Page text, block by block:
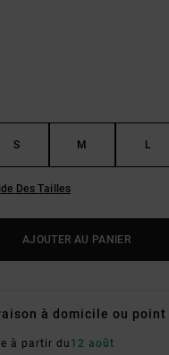
S M L
Des Tailles
AJOUTER AU PANIER
à domicile ou
à partir du 12 août